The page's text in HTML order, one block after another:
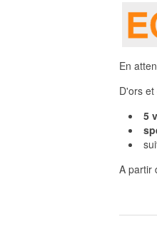
En
D'ors
5
A partir